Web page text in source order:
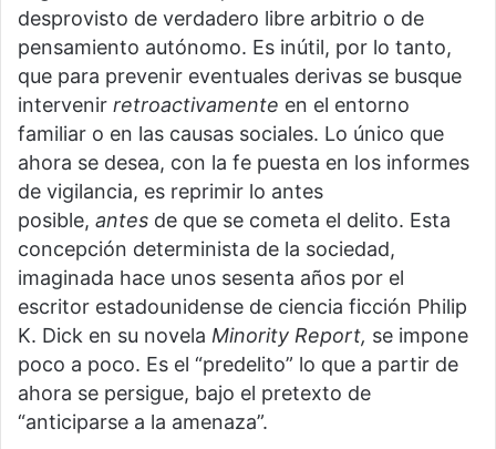
desprovisto de verdadero libre arbitrio o de
pensamiento autónomo. Es inútil, por lo tanto,
que para prevenir eventuales derivas se busque
intervenir retroactivamente en el entorno
familiar o en las causas sociales. Lo único que
ahora se desea, con la fe puesta en los informes
de vigilancia, es reprimir lo antes
posible, antes de que se cometa el delito. Esta
concepción determinista de la sociedad,
imaginada hace unos sesenta años por el
escritor estadounidense de ciencia ficción Philip
K. Dick en su novela Minority Report, se impone
poco a poco. Es el “predelito” lo que a partir de
ahora se persigue, bajo el pretexto de
“anticiparse a la amenaza”.